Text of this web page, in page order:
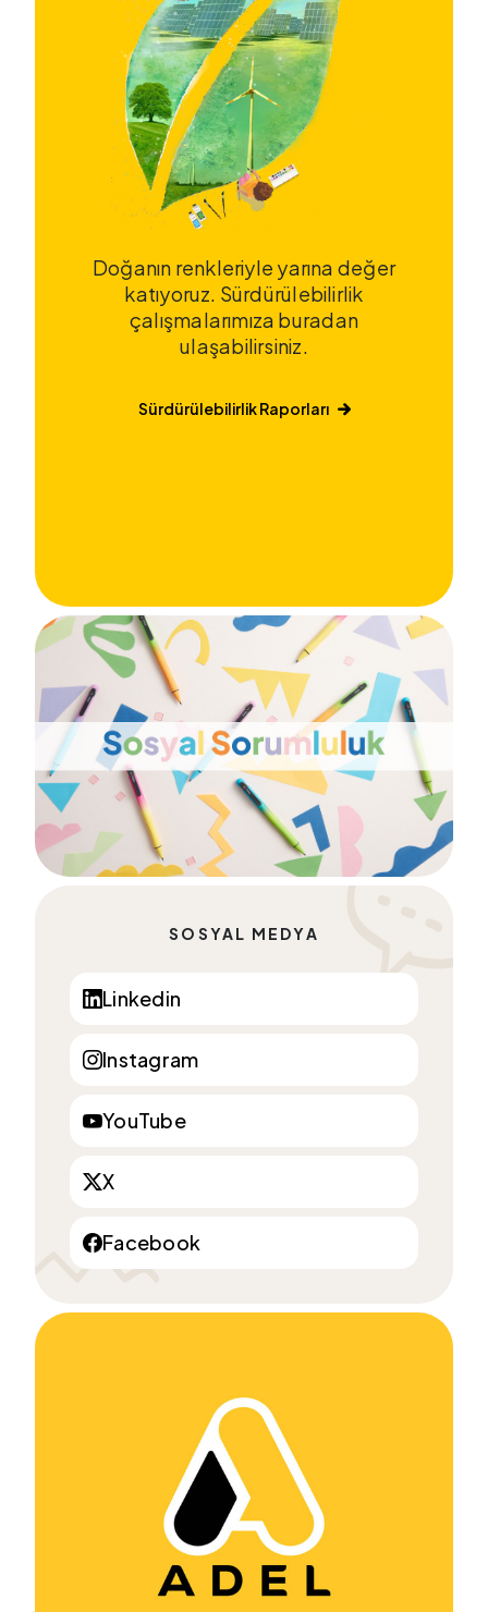
Doğanın renkleriyle yarına değer
katıyoruz. Sürdürülebilirlik
çalışmalarımıza buradan
ulaşabilirsiniz.
Sürdürülebilirlik Raporları
SOSYAL MEDYA
Linkedin
Instagram
YouTube
X
Facebook